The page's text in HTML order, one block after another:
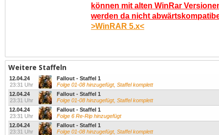
können mit alten WinRar
werden da nicht
>WinRAR 5.x<
Weitere Staffeln
12.04.24
23:31 Uhr
Fallout - Staffel 1
Folge 01-08 hinzugefügt, Staffel komplett
12.04.24
23:31 Uhr
Fallout - Staffel 1
Folge 01-08 hinzugefügt, Staffel komplett
12.04.24
23:31 Uhr
Fallout - Staffel 1
Folge 6 Re-Rip hinzugefügt
12.04.24
23:31 Uhr
Fallout - Staffel 1
Folge 01-08 hinzugefügt, Staffel komplett